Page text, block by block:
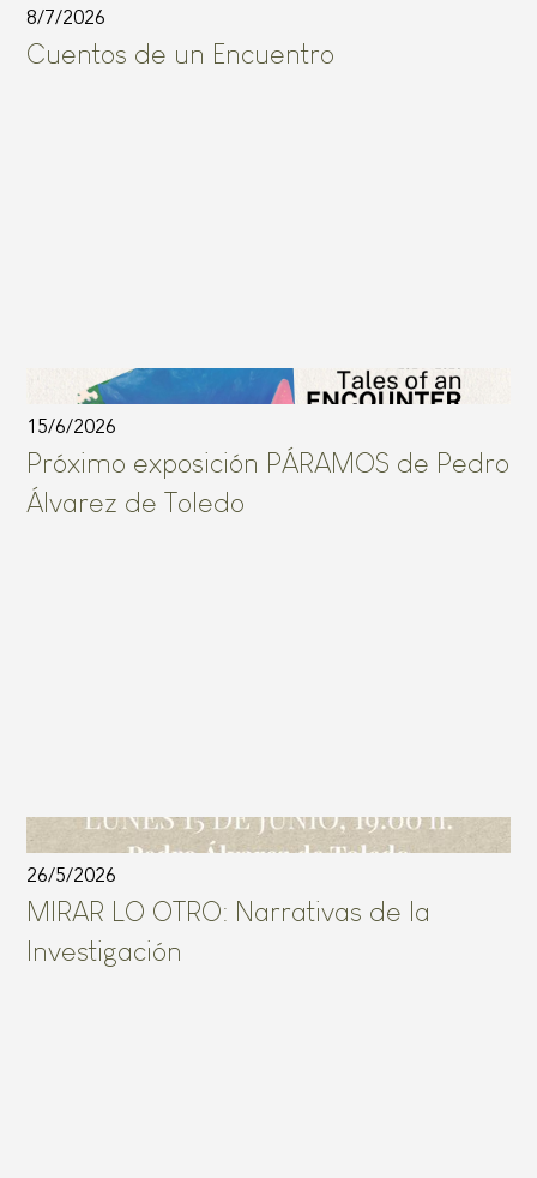
8/7/2026
Cuentos de un Encuentro
15/6/2026
Próximo exposición PÁRAMOS de Pedro
Álvarez de Toledo
26/5/2026
MIRAR LO OTRO: Narrativas de la
Investigación